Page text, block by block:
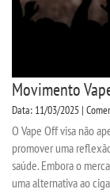
Movimento
Data: 11/03/2025 |
O Vape Off visa não
promover uma
saúde. Embora o
uma alternativa ao